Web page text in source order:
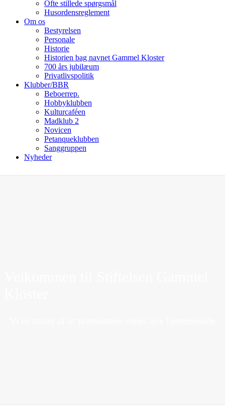
Ofte stillede spørgsmål
Husordensreglement
Om os
Bestyrelsen
Personale
Historie
Historien bag navnet Gammel Kloster
700 års jubilæum
Privatlivspolitik
Klubber/BBR
Beboerrep.
Hobbyklubben
Kulturcaféen
Madklub 2
Novicen
Petanqueklubben
Sanggruppen
Nyheder